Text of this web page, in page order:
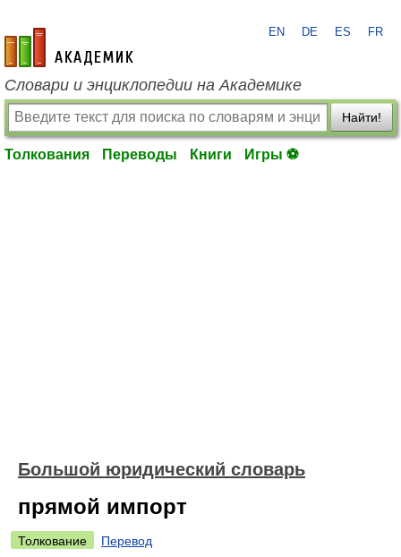
academic.ru
EN DE ES FR
Словари и энциклопедии на Академике
Найти!
Толкования Переводы Книги Игры ⚽
Большой юридический словарь
прямой импорт
Толкование
Перевод